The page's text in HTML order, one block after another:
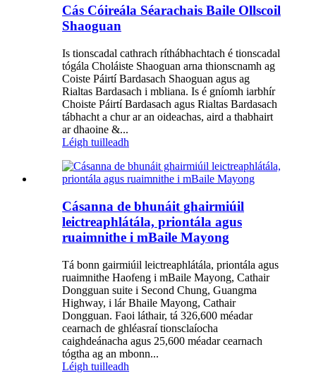
Cás Cóireála Séarachais Baile Ollscoil
Shaoguan
Is tionscadal cathrach ríthábhachtach é tionscadal
tógála Choláiste Shaoguan arna thionscnamh ag
Coiste Páirtí Bardasach Shaoguan agus ag
Rialtas Bardasach i mbliana. Is é gníomh iarbhír
Choiste Páirtí Bardasach agus Rialtas Bardasach
tábhacht a chur ar an oideachas, aird a thabhairt
ar dhaoine &...
Léigh tuilleadh
Cásanna de bhunáit ghairmiúil
leictreaphlátála, priontála agus
ruaimnithe i mBaile Mayong
Tá bonn gairmiúil leictreaphlátála, priontála agus
ruaimnithe Haofeng i mBaile Mayong, Cathair
Dongguan suite i Second Chung, Guangma
Highway, i lár Bhaile Mayong, Cathair
Dongguan. Faoi láthair, tá 326,600 méadar
cearnach de ghléasraí tionsclaíocha
caighdeánacha agus 25,600 méadar cearnach
tógtha ag an mbonn...
Léigh tuilleadh